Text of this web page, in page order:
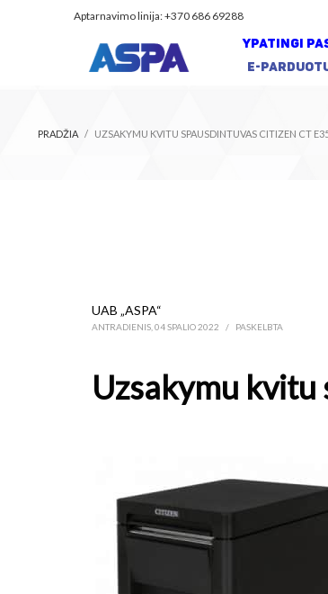
Aptarnavimo linija: +370 686 69288
YPATINGI
E-
PRADŽIA UZSAKYMU KVITU SPAUSDINTUVAS CITIZEN CT
UAB „ASPA“
ANTRADIENIS, 04 SPALIO 2022 / PASKELBTA
Uzsakymu kvitu